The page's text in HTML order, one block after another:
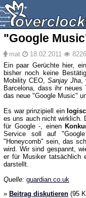
"Google
mat 18.02.2011
Ein paar Gerüchte hier,
bisher noch keine
Mobility CEO, Sanjay Jha,
Barcelona, dass ihr neues
das neue "Google Music"
Es war prinzipiell ein
es uns auch nicht wirklich.
für Google -, einen
Service soll auf
"Honeycomb" sein, das
wird. Wir sind gespannt,
er für Musiker tatsächlich
darstellt.
Quelle: guardian.co.uk
» Beitrag diskutieren (95